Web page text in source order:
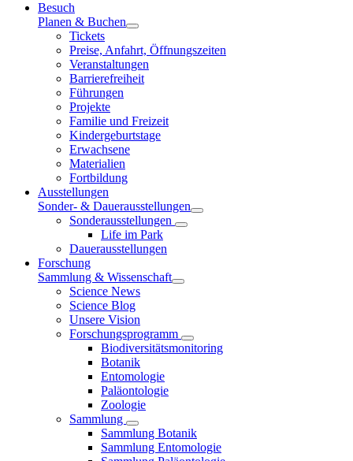
Besuch
Planen & Buchen
Tickets
Preise, Anfahrt, Öffnungszeiten
Veranstaltungen
Barrierefreiheit
Führungen
Projekte
Familie und Freizeit
Kindergeburtstage
Erwachsene
Materialien
Fortbildung
Ausstellungen
Sonder- & Dauerausstellungen
Sonderausstellungen
Life im Park
Dauerausstellungen
Forschung
Sammlung & Wissenschaft
Science News
Science Blog
Unsere Vision
Forschungsprogramm
Biodiversitätsmonitoring
Botanik
Entomologie
Paläontologie
Zoologie
Sammlung
Sammlung Botanik
Sammlung Entomologie